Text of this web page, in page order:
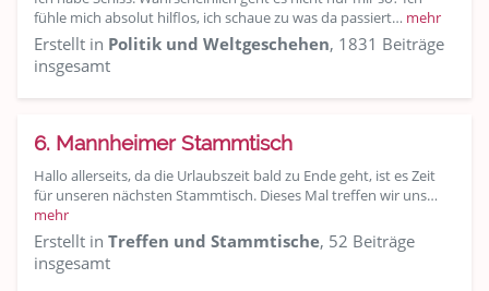
fühle mich absolut hilflos, ich schaue zu was da passiert… mehr
Erstellt in Politik und Weltgeschehen, 1831 Beiträge
insgesamt
6. Mannheimer Stammtisch
Hallo allerseits, da die Urlaubszeit bald zu Ende geht, ist es Zeit
für unseren nächsten Stammtisch. Dieses Mal treffen wir uns…
mehr
Erstellt in Treffen und Stammtische, 52 Beiträge
insgesamt